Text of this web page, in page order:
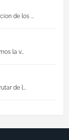
de los ...
la v...
de l...